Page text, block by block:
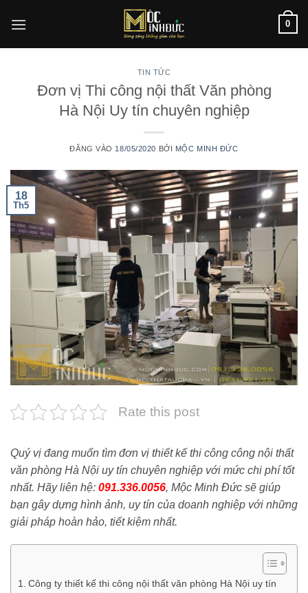
qua
0
TIN TỨC
Đơn vị Thi công nội thất Văn phòng
Hà Nội Uy tín chuyên nghiệp
ĐĂNG VÀO 18/05/2020 BỞI MỘC MINH ĐỨC
18
Th5
Rate this post
Quý vị đang muốn tìm đơn vị thiết kế thi công công nội thất
văn phòng Hà Nội uy tín chuyên nghiệp với mức chi phí tốt
nhất. Hãy liên hệ: 091.336.0056, Mộc Minh Đức sẽ giúp
bạn gây dựng hình ảnh, uy tín của doanh nghiệp với những
giải pháp hoàn hảo, tiết kiệm nhất.
Công ty thiết kế thi công nội thất văn phòng Hà Nội uy tín